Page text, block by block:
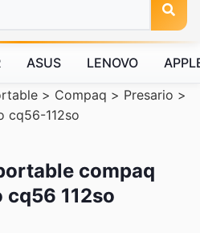
ASUS LENOVO
> Compaq > Presario >
cq56-112so
compaq
cq56 112so